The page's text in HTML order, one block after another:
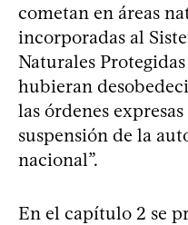
cometan en áreas
incorporadas al
Naturales
hubieran
las órdenes
suspensión de la
nacional”.
En el capítulo 2 se